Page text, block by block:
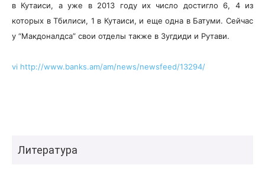
в Кутаиси, а уже в 2013 году их число достигло 6, 4 из
которых в Тбилиси, 1 в Кутаиси, и еще одна в Батуми. Сейчас
у “Макдоналдса” свои отделы также в Зугдиди и Рутави.
vi http://www.banks.am/am/news/newsfeed/13294/
Литература